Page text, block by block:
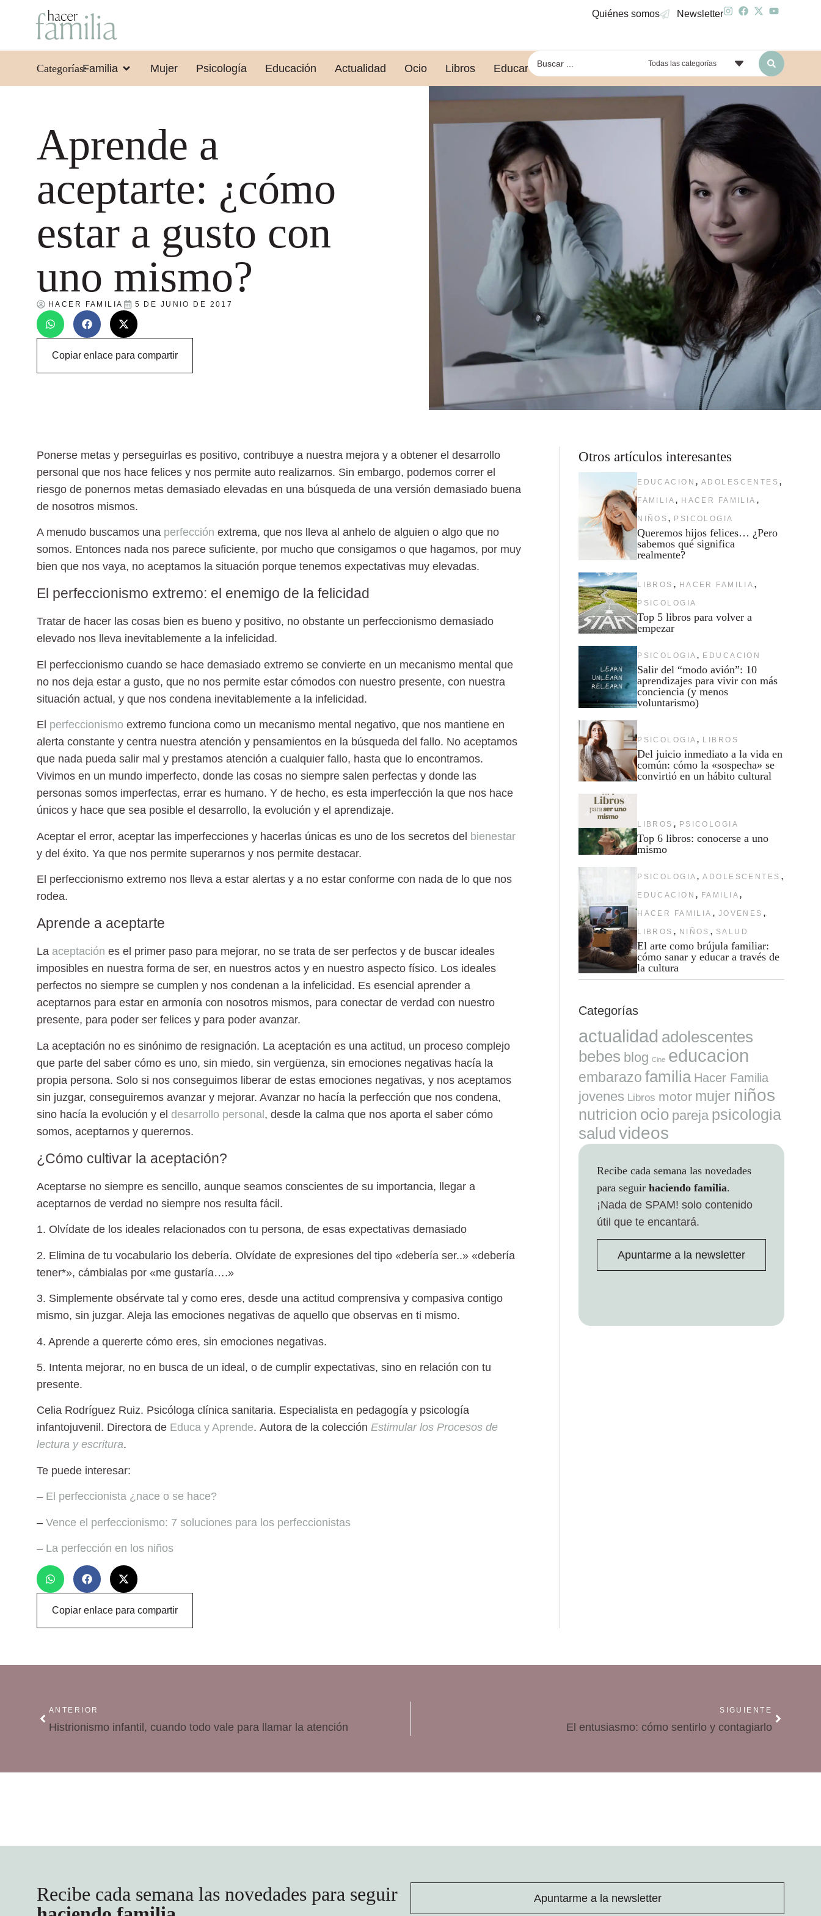
Quiénes somos Newsletter
Categorías:Familia Mujer Psicología Educación Actualidad Ocio Libros Educar leyendo Todas las categorías
Aprende a
aceptarte: ¿cómo
estar a gusto con
uno mismo?
HACER FAMILIA 5 DE JUNIO DE 2017
Copiar enlace para compartir
Ponerse metas y perseguirlas es positivo, contribuye a nuestra mejora y a obtener el desarrollo
personal que nos hace felices y nos permite auto realizarnos. Sin embargo, podemos correr el
riesgo de ponernos metas demasiado elevadas en una búsqueda de una versión demasiado buena
de nosotros mismos.
A menudo buscamos una perfección extrema, que nos lleva al anhelo de alguien o algo que no
somos. Entonces nada nos parece suficiente, por mucho que consigamos o que hagamos, por muy
bien que nos vaya, no aceptamos la situación porque tenemos expectativas muy elevadas.
El perfeccionismo extremo: el enemigo de la felicidad
Tratar de hacer las cosas bien es bueno y positivo, no obstante un perfeccionismo demasiado
elevado nos lleva inevitablemente a la infelicidad.
El perfeccionismo cuando se hace demasiado extremo se convierte en un mecanismo mental que
no nos deja estar a gusto, que no nos permite estar cómodos con nuestro presente, con nuestra
situación actual, y que nos condena inevitablemente a la infelicidad.
El perfeccionismo extremo funciona como un mecanismo mental negativo, que nos mantiene en
alerta constante y centra nuestra atención y pensamientos en la búsqueda del fallo. No aceptamos
que nada pueda salir mal y prestamos atención a cualquier fallo, hasta que lo encontramos.
Vivimos en un mundo imperfecto, donde las cosas no siempre salen perfectas y donde las
personas somos imperfectas, errar es humano. Y de hecho, es esta imperfección la que nos hace
únicos y hace que sea posible el desarrollo, la evolución y el aprendizaje.
Aceptar el error, aceptar las imperfecciones y hacerlas únicas es uno de los secretos del bienestar
y del éxito. Ya que nos permite superarnos y nos permite destacar.
El perfeccionismo extremo nos lleva a estar alertas y a no estar conforme con nada de lo que nos
rodea.
Aprende a aceptarte
La aceptación es el primer paso para mejorar, no se trata de ser perfectos y de buscar ideales
imposibles en nuestra forma de ser, en nuestros actos y en nuestro aspecto físico. Los ideales
perfectos no siempre se cumplen y nos condenan a la infelicidad. Es esencial aprender a
aceptarnos para estar en armonía con nosotros mismos, para conectar de verdad con nuestro
presente, para poder ser felices y para poder avanzar.
La aceptación no es sinónimo de resignación. La aceptación es una actitud, un proceso complejo
que parte del saber cómo es uno, sin miedo, sin vergüenza, sin emociones negativas hacía la
propia persona. Solo si nos conseguimos liberar de estas emociones negativas, y nos aceptamos
sin juzgar, conseguiremos avanzar y mejorar. Avanzar no hacía la perfección que nos condena,
sino hacía la evolución y el desarrollo personal, desde la calma que nos aporta el saber cómo
somos, aceptarnos y querernos.
¿Cómo cultivar la aceptación?
Aceptarse no siempre es sencillo, aunque seamos conscientes de su importancia, llegar a
aceptarnos de verdad no siempre nos resulta fácil.
1. Olvídate de los ideales relacionados con tu persona, de esas expectativas demasiado
2. Elimina de tu vocabulario los debería. Olvídate de expresiones del tipo «debería ser..» «debería
tener*», cámbialas por «me gustaría….»
3. Simplemente obsérvate tal y como eres, desde una actitud comprensiva y compasiva contigo
mismo, sin juzgar. Aleja las emociones negativas de aquello que observas en ti mismo.
4. Aprende a quererte cómo eres, sin emociones negativas.
5. Intenta mejorar, no en busca de un ideal, o de cumplir expectativas, sino en relación con tu
presente.
Celia Rodríguez Ruiz. Psicóloga clínica sanitaria. Especialista en pedagogía y psicología
infantojuvenil. Directora de Educa y Aprende. Autora de la colección Estimular los Procesos de
lectura y escritura.
Te puede interesar:
– El perfeccionista ¿nace o se hace?
– Vence el perfeccionismo: 7 soluciones para los perfeccionistas
– La perfección en los niños
Copiar enlace para compartir
Otros artículos interesantes
EDUCACION , ADOLESCENTES ,
FAMILIA , HACER FAMILIA ,
NIÑOS , PSICOLOGIA
Queremos hijos felices… ¿Pero
sabemos qué significa
realmente?
LIBROS , HACER FAMILIA ,
PSICOLOGIA
Top 5 libros para volver a
empezar
PSICOLOGIA , EDUCACION
Salir del “modo avión”: 10
aprendizajes para vivir con más
conciencia (y menos
voluntarismo)
PSICOLOGIA , LIBROS
Del juicio inmediato a la vida en
común: cómo la «sospecha» se
convirtió en un hábito cultural
LIBROS , PSICOLOGIA
Top 6 libros: conocerse a uno
mismo
PSICOLOGIA , ADOLESCENTES ,
EDUCACION , FAMILIA ,
HACER FAMILIA , JOVENES ,
LIBROS , NIÑOS , SALUD
El arte como brújula familiar:
cómo sanar y educar a través de
la cultura
Categorías
actualidad adolescentes
bebes blog Cine educacion
embarazo familia Hacer Familia
jovenes Libros motor mujer niños
nutricion ocio pareja psicologia
salud videos
Recibe cada semana las novedades
para seguir haciendo familia.
¡Nada de SPAM! solo contenido
útil que te encantará.
Apuntarme a la newsletter
ANTERIOR
Histrionismo infantil, cuando todo vale para llamar la atención
SIGUIENTE
El entusiasmo: cómo sentirlo y contagiarlo
Recibe cada semana las novedades para seguir
Apuntarme a la newsletter